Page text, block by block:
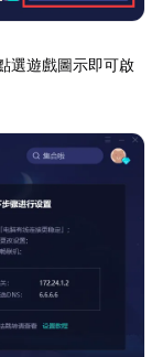
選遊戲圖示即可啟